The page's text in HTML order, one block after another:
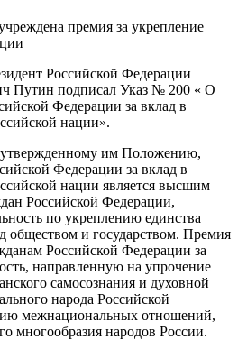
Российской Федерации
Путин подписал Указ № 200 « О
Федерации за вклад в
нации».
утвержденному им Положению,
Федерации за вклад в
нации является высшим
Российской Федерации,
по укреплению единства
обществом и государством. Премия
Российской Федерации за
направленную на упрочение
самосознания и духовной
народа Российской
межнациональных отношений,
многообразия народов России.